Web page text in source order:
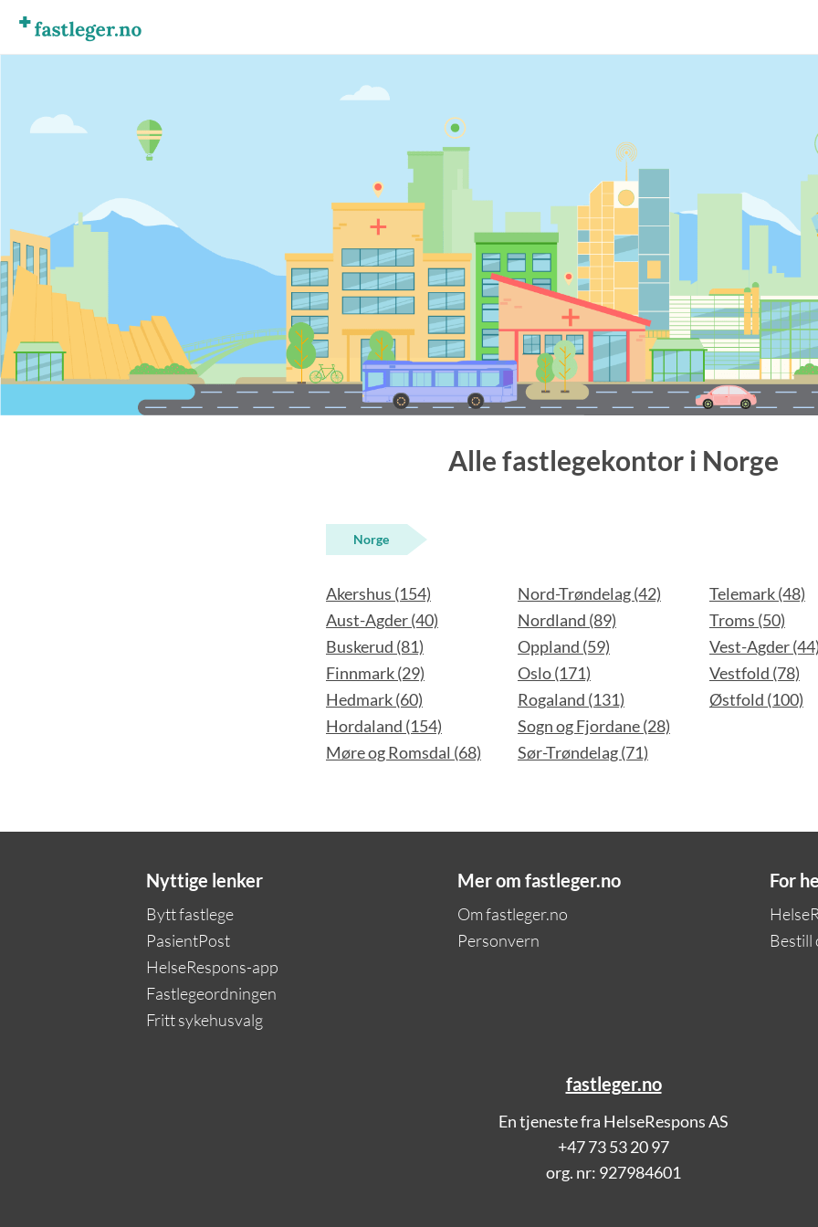
Alle fastlegekontor i Norge
Norge
Akershus (154)
Aust-Agder (40)
Buskerud (81)
Finnmark (29)
Hedmark (60)
Hordaland (154)
Møre og Romsdal (68)
Nord-Trøndelag (42)
Nordland (89)
Oppland (59)
Oslo (171)
Rogaland (131)
Sogn og Fjordane (28)
Sør-Trøndelag (71)
Telemark (48)
Troms (50)
Vest-Agder
Vestfold (78)
Østfold (100)
Nyttige lenker
Bytt fastlege
PasientPost
HelseRespons-app
Fastlegeordningen
Fritt sykehusvalg
Mer om fastleger.no
Om fastleger.no
Personvern
For
Bestill
fastleger.no
En tjeneste fra HelseRespons AS
+47 73 53 20 97
org. nr: 927984601